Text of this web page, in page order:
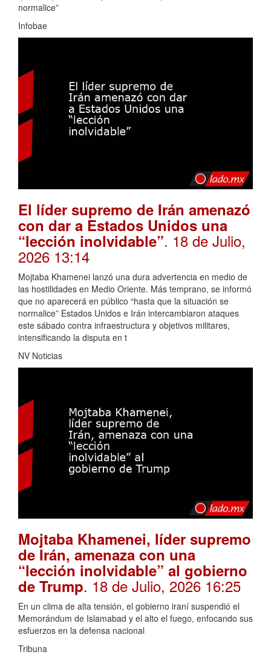
normalice”
Infobae
El líder supremo de Irán amenazó
con dar a Estados Unidos una
“lección inolvidable”. 18 de Julio,
2026 13:14
Mojtaba Khamenei lanzó una dura advertencia en medio de
las hostilidades en Medio Oriente. Más temprano, se informó
que no aparecerá en público “hasta que la situación se
normalice” Estados Unidos e Irán intercambiaron ataques
este sábado contra infraestructura y objetivos militares,
intensificando la disputa en t
NV Noticias
Mojtaba Khamenei, líder supremo
de Irán, amenaza con una
“lección inolvidable” al gobierno
de Trump. 18 de Julio, 2026 16:25
En un clima de alta tensión, el gobierno iraní suspendió el
Memorándum de Islamabad y el alto el fuego, enfocando sus
esfuerzos en la defensa nacional
Tribuna